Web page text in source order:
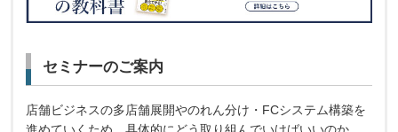
セミナーのご案内
店舗ビジネスの多店舗展開やのれん分け・FCシステム構築を